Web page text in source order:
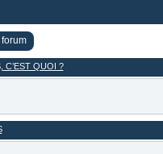
C’EST QUOI ?